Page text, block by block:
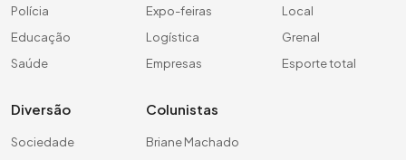
Polícia
Educação
Saúde
Expo-feiras
Logística
Empresas
Local
Grenal
Esporte total
Diversão
Sociedade
Colunistas
Briane Machado